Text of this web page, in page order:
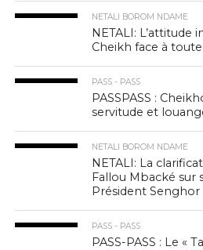
NETALI BOROM NDAME
NETALI:
Cheikh face à
PASS - PASS
PASSPASS :
servitude et
NETALI BOROM NDAME
NETALI: La
Fallou Mbacké sur
Président Senghor
PASS - PASS
PASS-PASS : Le «